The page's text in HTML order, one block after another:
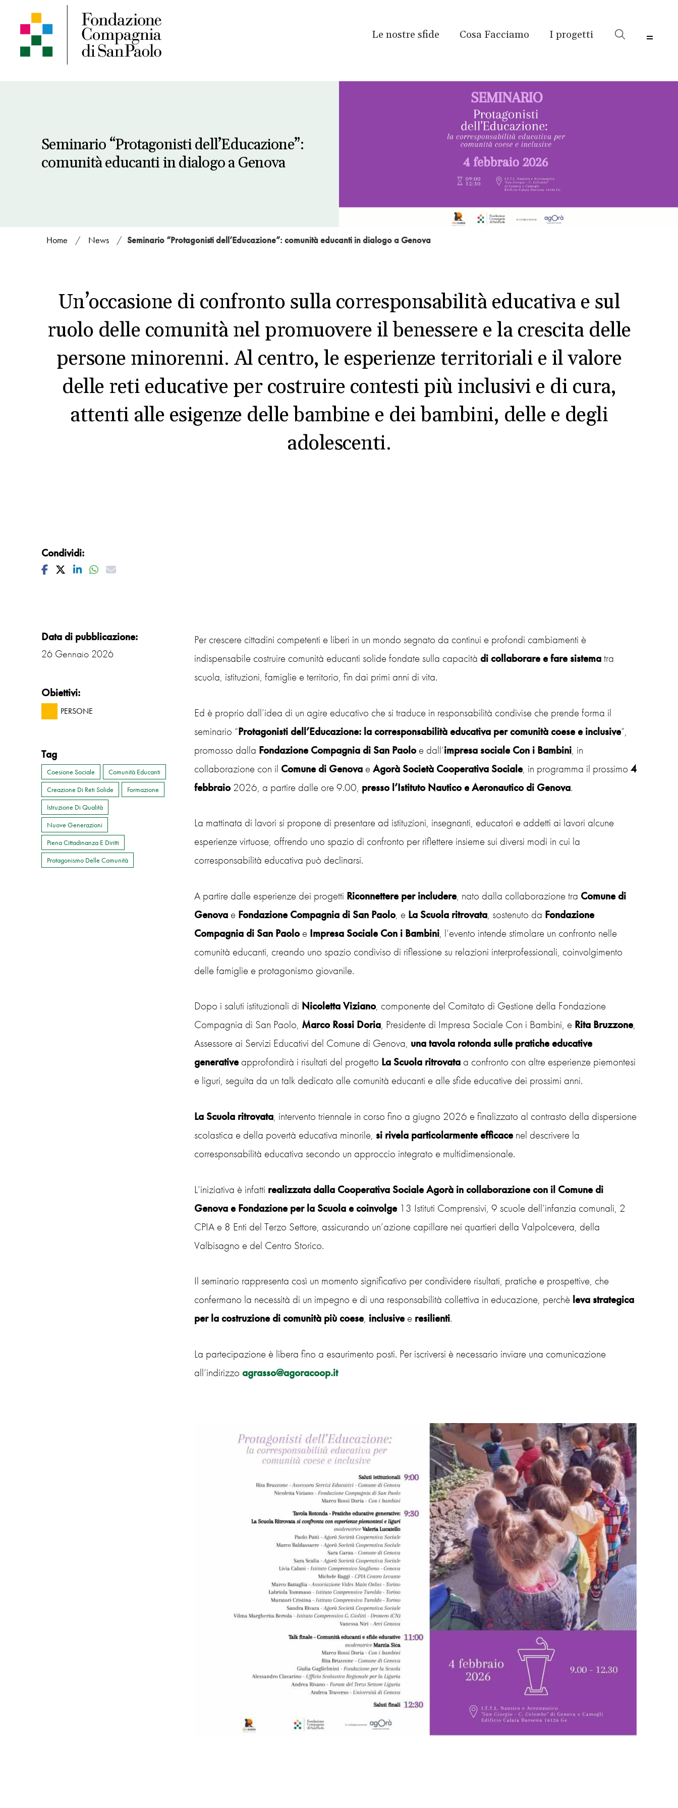
Le nostre sfide Cosa Facciamo I progetti
Seminario “Protagonisti dell’Educazione”:
comunità educanti in dialogo a Genova
Home / News / Seminario “Protagonisti dell’Educazione”: comunità educanti in dialogo a Genova
Un’occasione di confronto sulla corresponsabilità educativa e sul
ruolo delle comunità nel promuovere il benessere e la crescita delle
persone minorenni. Al centro, le esperienze territoriali e il valore
delle reti educative per costruire contesti più inclusivi e di cura,
attenti alle esigenze delle bambine e dei bambini, delle e degli
adolescenti.
Condividi:
Facebook
TwitterLinkedinWhatsapp
Mail
Data di pubblicazione:
26 Gennaio 2026
Obiettivi:
PERSONE
Tag
Coesione Sociale
Comunità Educanti
Creazione Di Reti Solide
Formazione
Istruzione Di Qualità
Nuove Generazioni
Piena Cittadinanza E Diritti
Protagonismo Delle Comunità
Per crescere cittadini competenti e liberi in un mondo segnato da continui e profondi cambiamenti è
indispensabile costruire comunità educanti solide fondate sulla capacità di collaborare e fare sistematra
scuola, istituzioni, famiglie e territorio, fin dai primi anni di vita.
Ed è proprio dall’idea di un agire educativo che si traduce in responsabilità condivise che prende forma il
seminario “Protagonisti dell’Educazione: la corresponsabilità educativa per comunità coese e inclusive”,
promosso dalla Fondazione Compagnia di San Paoloe dall’impresa sociale Con i Bambini, in
collaborazione con il Comune di GenovaeAgorà Società Cooperativa Sociale, in programma il prossimo 4
febbraio2026, a partire dalle ore 9.00, presso l’Istituto Nautico e Aeronautico di Genova.
La mattinata di lavori si propone di presentare ad istituzioni, insegnanti, educatori e addetti ai lavori alcune
esperienze virtuose, offrendo uno spazio di confronto per riflettere insieme sui diversi modi in cui la
corresponsabilità educativa può declinarsi.
A partire dalle esperienze dei progetti Riconnettere per includere, nato dalla collaborazione tra Comune di
Genovae Fondazione Compagnia di San Paolo, e La Scuola ritrovata, sostenuto da Fondazione
Compagnia di San Paoloe Impresa Sociale Con i Bambini, l’evento intende stimolare un confronto nelle
comunità educanti, creando uno spazio condiviso di riflessione su relazioni interprofessionali, coinvolgimento
delle famiglie e protagonismo giovanile.
Dopo i saluti istituzionali di Nicoletta Viziano, componente del Comitato di Gestione della Fondazione
Compagnia di San Paolo, Marco Rossi Doria, Presidente di Impresa Sociale Con i Bambini, e Rita Bruzzone,
Assessore ai Servizi Educativi del Comune di Genova, una tavola rotonda sulle pratiche educative
generativeapprofondirà i risultati del progetto La Scuola ritrovataa confronto con altre esperienze piemontesi
e liguri, seguita da un talk dedicato alle comunità educanti e alle sfide educative dei prossimi anni.
La Scuola ritrovata, intervento triennale in corso fino a giugno 2026 e finalizzato al contrasto della dispersione
scolastica e della povertà educativa minorile, si rivela particolarmente efficacenel descrivere la
corresponsabilità educativa secondo un approccio integrato e multidimensionale.
L’iniziativa è infatti realizzata dalla Cooperativa Sociale Agorà in collaborazione con il Comune di
Genova e Fondazione per la Scuola e coinvolge 13 Istituti Comprensivi, 9 scuole dell’infanzia comunali, 2
CPIA e 8 Enti del Terzo Settore, assicurando un’azione capillare nei quartieri della Valpolcevera, della
Valbisagno e del Centro Storico.
Il seminario rappresenta così un momento significativo per condividere risultati, pratiche e prospettive, che
confermano la necessità di un impegno e di una responsabilità collettiva in educazione, perchèleva strategica
per la costruzione di comunità più coese, inclusivee resilienti.
La partecipazione è libera fino a esaurimento posti. Per iscriversi è necessario inviare una comunicazione
all’indirizzo agrasso@agoracoop.it